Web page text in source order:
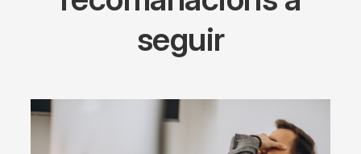
seguir
Imagen